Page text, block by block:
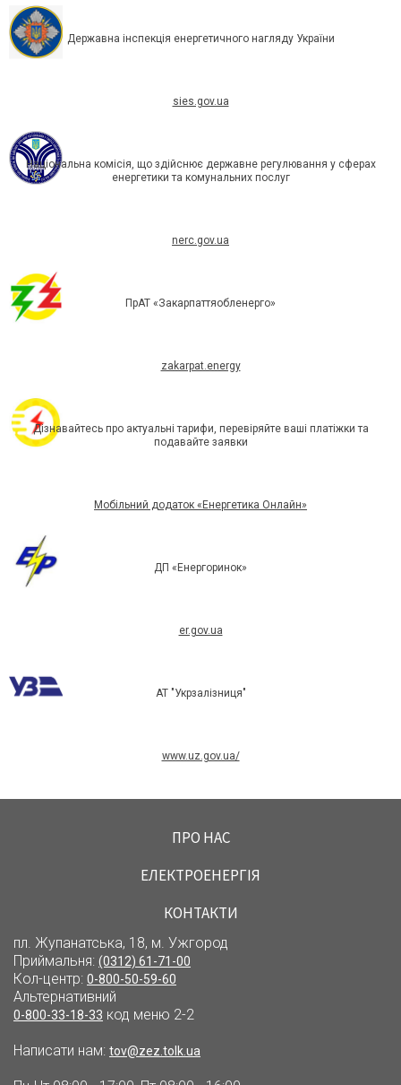
Державна інспекція енергетичного нагляду України
sies.gov.ua
Національна комісія, що здійснює державне регулювання у сферах
енергетики та комунальних послуг
nerc.gov.ua
ПрАТ «Закарпаттяобленерго»
zakarpat.energy
Дізнавайтесь про актуальні тарифи, перевіряйте ваші платіжки та
подавайте заявки
Мобільний додаток «Енергетика Онлайн»
ДП «Енергоринок»
er.gov.ua
АТ "Укрзалізниця"
www.uz.gov.ua/
ПРО НАС
ЕЛЕКТРОЕНЕРГІЯ
КОНТАКТИ
пл. Жупанатська, 18, м. Ужгород
Приймальня: (0312) 61-71-00
Кол-центр: 0-800-50-59-60
Альтернативний
0-800-33-18-33 код меню 2-2
Написати нам: tov@zez.tolk.ua